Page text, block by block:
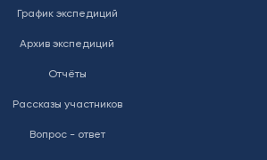
График экспедиций
Архив экспедиций
Отчёты
Рассказы участников
Вопрос - ответ